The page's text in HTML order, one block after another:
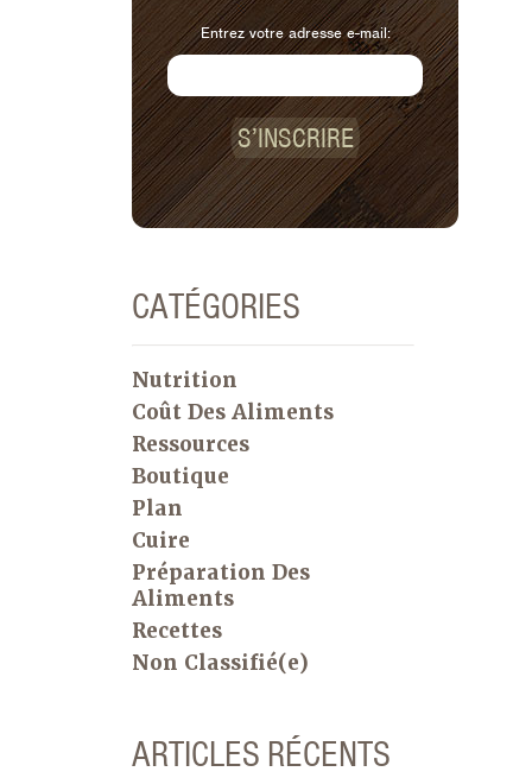
Entrez votre adresse e-mail:
S’INSCRIRE
CATÉGORIES
Nutrition
Coût Des Aliments
Ressources
Boutique
Plan
Cuire
Préparation Des
Aliments
Recettes
Non Classifié(e)
ARTICLES RÉCENTS